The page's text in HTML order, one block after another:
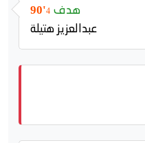
90'4 هدف
عبدالعزيز هتيلة